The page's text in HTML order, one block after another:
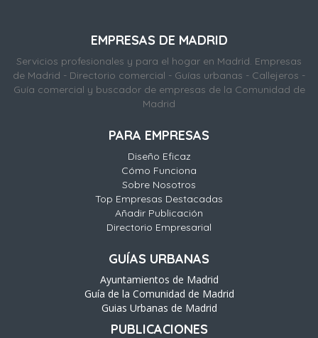
EMPRESAS DE MADRID
Servicios profesionales y para el hogar en Madrid. Empresas
de Madrid - Directorio comercial - Guías urbanas - Callejeros -
Guía comercial y buscador de empresas de la Comunidad de
Madrid
PARA EMPRESAS
Diseño Eficaz
Cómo Funciona
Sobre Nosotros
Top Empresas Destacadas
Añadir Publicación
Directorio Empresarial
GUÍAS URBANAS
Ayuntamientos de Madrid
Guía de la Comunidad de Madrid
Guias Urbanas de Madrid
PUBLICACIONES